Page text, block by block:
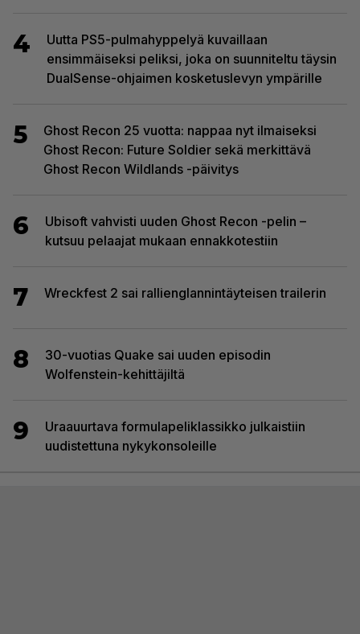
4
Uutta PS5-pulmahyppelyä kuvaillaan
ensimmäiseksi peliksi, joka on suunniteltu täysin
DualSense-ohjaimen kosketuslevyn ympärille
5
Ghost Recon 25 vuotta: nappaa nyt ilmaiseksi
Ghost Recon: Future Soldier sekä merkittävä
Ghost Recon Wildlands -päivitys
6
Ubisoft vahvisti uuden Ghost Recon -pelin –
kutsuu pelaajat mukaan ennakkotestiin
7 Wreckfest 2 sai rallienglannintäyteisen trailerin
8
30-vuotias Quake sai uuden episodin
Wolfenstein-kehittäjiltä
9
Uraauurtava formulapeliklassikko julkaistiin
uudistettuna nykykonsoleille